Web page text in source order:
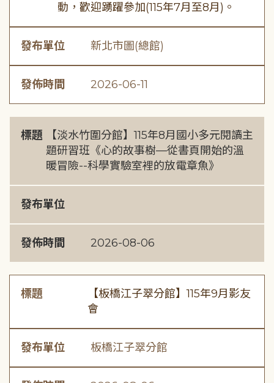
動，歡迎踴躍參加(115年7月至8月)。
發布單位 新北市圖(總館)
發佈時間 2026-06-11
標題
【淡水竹圍分館】115年8月國小多元閱讀主
題研習班《心的故事樹—從書頁開始的溫
暖冒險--科學實驗室裡的放電章魚》
發布單位
發佈時間 2026-08-06
標題
【板橋江子翠分館】115年9月影友
會
發布單位 板橋江子翠分館